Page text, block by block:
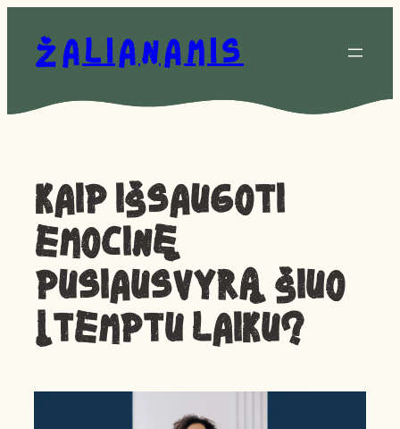
prie
turinio
Žalianamis
Kaip išsaugoti
emocinę
pusiausvyrą šiuo
įtemptu laiku?